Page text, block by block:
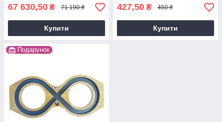
67 630,50 ₴ 71 190 ₴
Купити
427,50 ₴ 450 ₴
Купити
Подарунок